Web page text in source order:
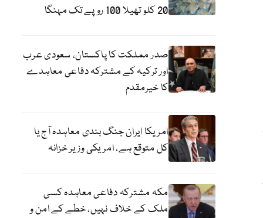
20 کلو تھیلا 100 روپے تک مہنگا
صدر مملکت کا پاکستان، سعودی عرب
اور ترکیہ کے مشترکہ دفاعی معاہدے
کا خیرمقدم
امریکا ایران جنگ بندی معاہدہ آج یا
کل متوقع ہے، امریکی وزیر خزانہ
مکہ مشترکہ دفاعی معاہدہ کسی
ملک کے خلاف نہیں، خطے کے امن و